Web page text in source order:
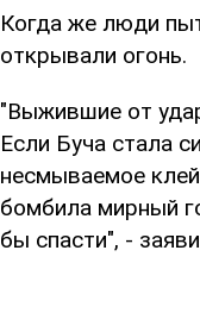
Когда же люди
открывали огонь.
"Выжившие от
Если Буча стала
несмываемое
бомбила мирный
бы спасти", -